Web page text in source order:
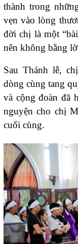
thành trong
vẹn vào lòng
đời chị là một
nên không bằng
Sau Thánh lễ,
dòng cùng tang
và cộng đoàn đã
nguyện cho chị
cuối cùng.